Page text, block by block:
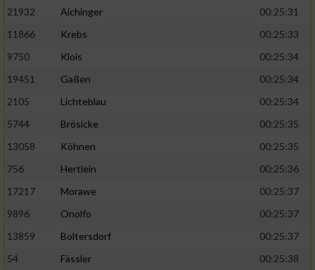
21932
Aichinger
00:25:31
11866
Krebs
00:25:33
9750
Klois
00:25:34
19451
Gaßen
00:25:34
2105
Lichteblau
00:25:34
5744
Brösicke
00:25:35
13058
Köhnen
00:25:35
756
Hertlein
00:25:36
17217
Morawe
00:25:37
9896
Onolfo
00:25:37
13859
Boltersdorf
00:25:37
54
Fässler
00:25:38